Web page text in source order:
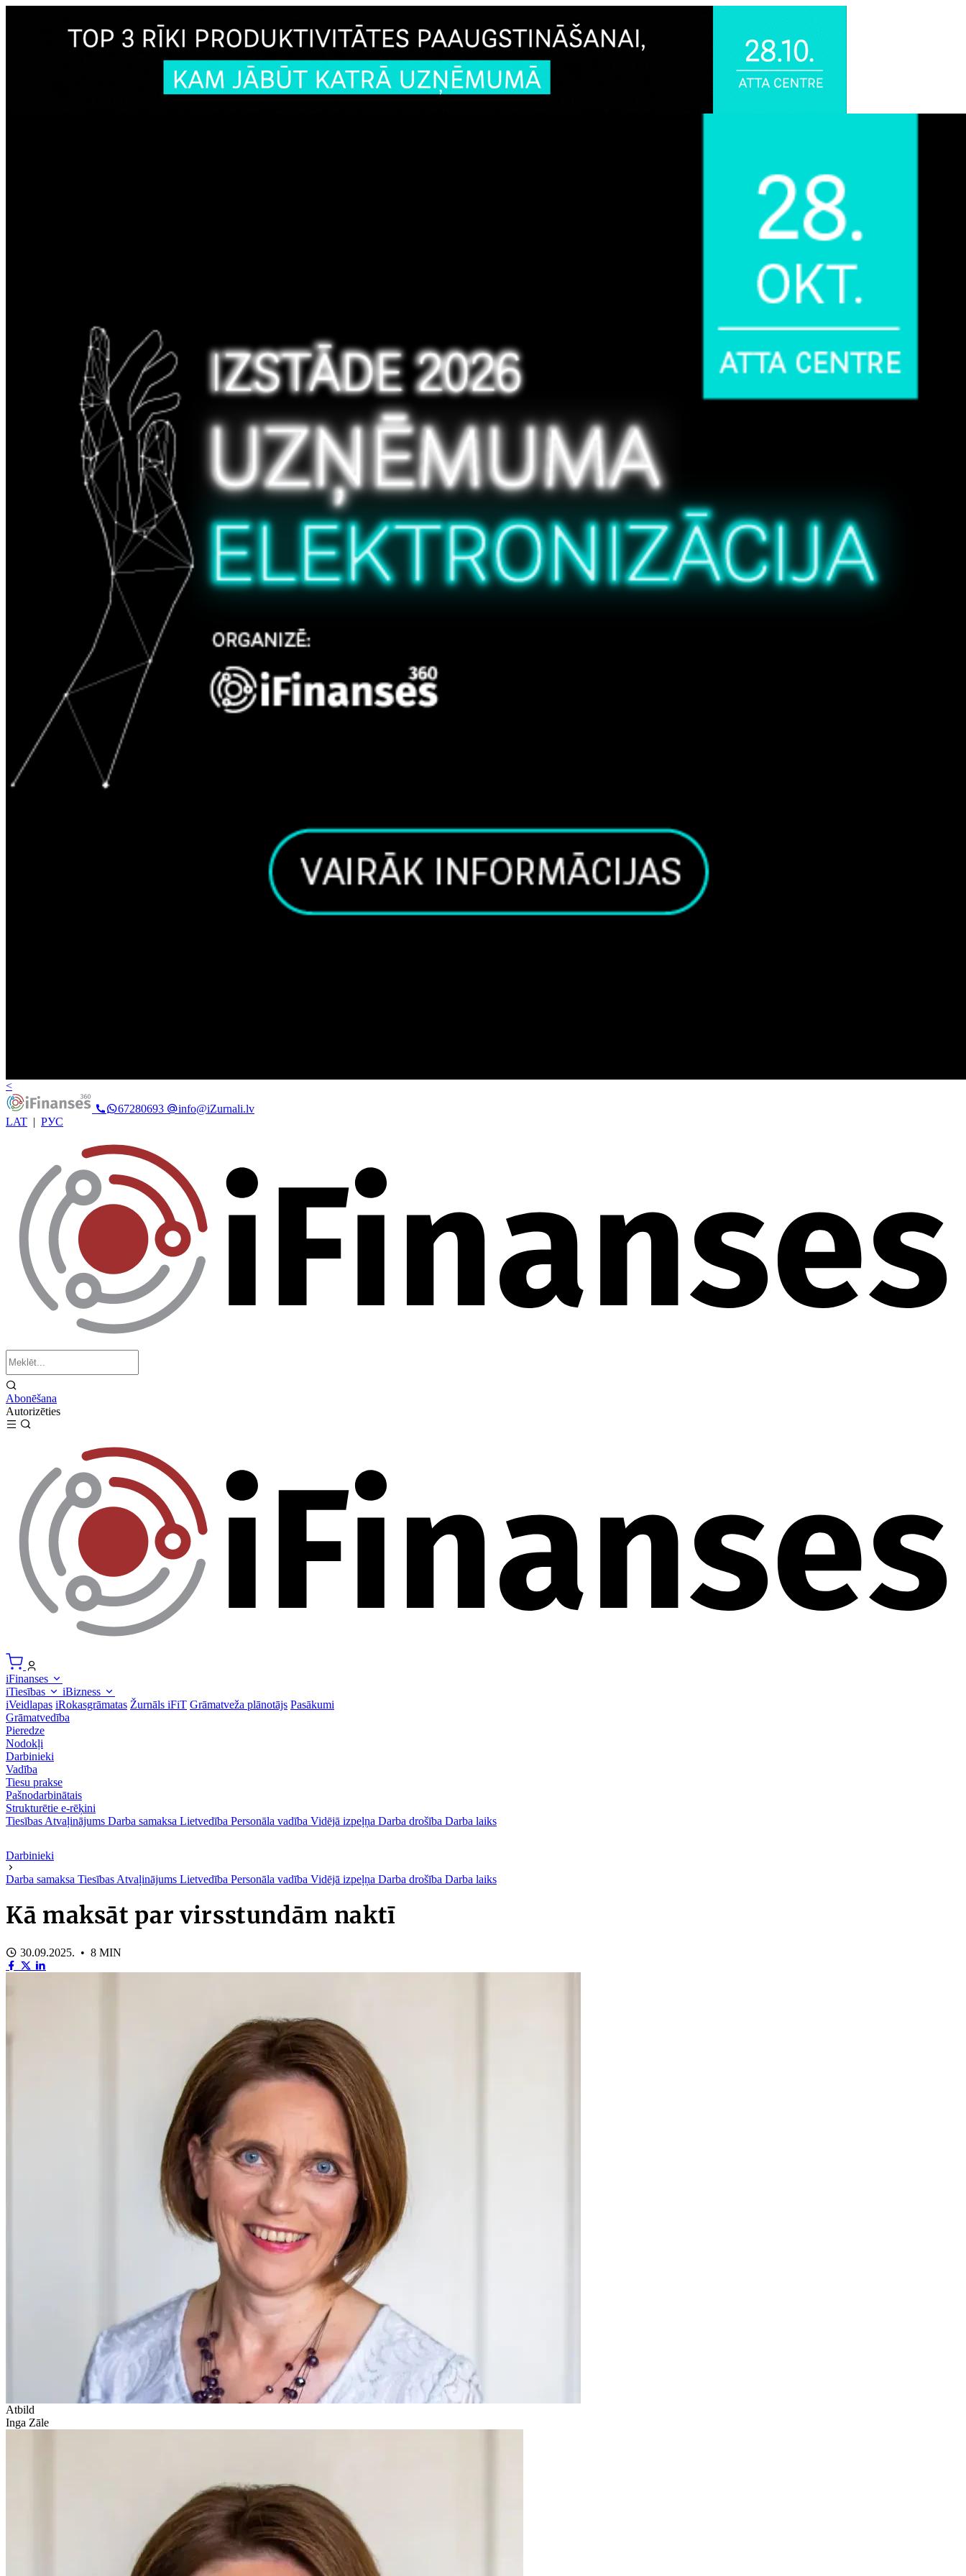
<
67280693
info@iZurnali.lv
LAT | РУС
Abonēšana
Autorizēties
iFinanses
iTiesības
iBizness
iVeidlapas iRokasgrāmatas Žurnāls iFiT Grāmatveža plānotājs Pasākumi
Grāmatvedība
Pieredze
Nodokļi
Darbinieki
Vadība
Tiesu prakse
Pašnodarbinātais
Strukturētie e-rēķini
Tiesības Atvaļinājums Darba samaksa Lietvedība Personāla vadība Vidējā izpeļņa Darba drošība Darba laiks
Darbinieki
Darba samaksa Tiesības Atvaļinājums Lietvedība Personāla vadība Vidējā izpeļņa Darba drošība Darba laiks
Kā maksāt par virsstundām naktī
30.09.2025. • 8 MIN
Atbild
Inga Zāle